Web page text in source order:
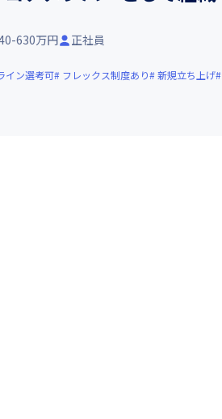
630万円 正社員
イン選考可 フレックス制度あり 新規立ち上げ